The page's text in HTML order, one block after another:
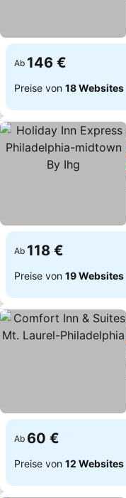
Ab 146 €
Preise von 18 Websites
Ab 118 €
Preise von 19 Websites
Ab 60 €
Preise von 12 Websites